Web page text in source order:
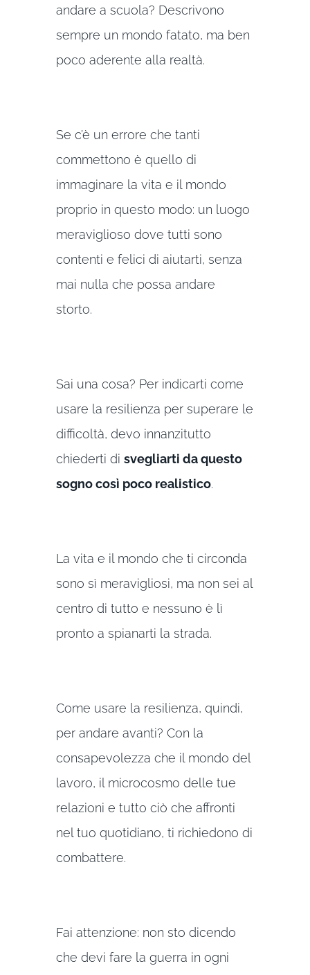
andare a scuola? Descrivono
sempre un mondo fatato, ma ben
poco aderente alla realtà.
Se c’è un errore che tanti
commettono è quello di
immaginare la vita e il mondo
proprio in questo modo: un luogo
meraviglioso dove tutti sono
contenti e felici di aiutarti, senza
mai nulla che possa andare
storto.
Sai una cosa? Per indicarti come
usare la resilienza per superare le
difficoltà, devo innanzitutto
chiederti di svegliarti da questo
sogno così poco realistico.
La vita e il mondo che ti circonda
sono sì meravigliosi, ma non sei al
centro di tutto e nessuno è lì
pronto a spianarti la strada.
Come usare la resilienza, quindi,
per andare avanti? Con la
consapevolezza che il mondo del
lavoro, il microcosmo delle tue
relazioni e tutto ciò che affronti
nel tuo quotidiano, ti richiedono di
combattere.
Fai attenzione: non sto dicendo
che devi fare la guerra in ogni